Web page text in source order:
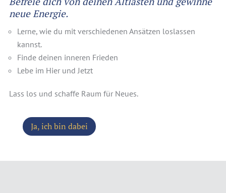
neue Energie.
Lerne, wie du mit verschiedenen Ansätzen loslassen
kannst.
Finde deinen inneren Frieden
Lebe im Hier und Jetzt
Lass los und schaffe Raum für Neues.
Ja, ich bin dabei